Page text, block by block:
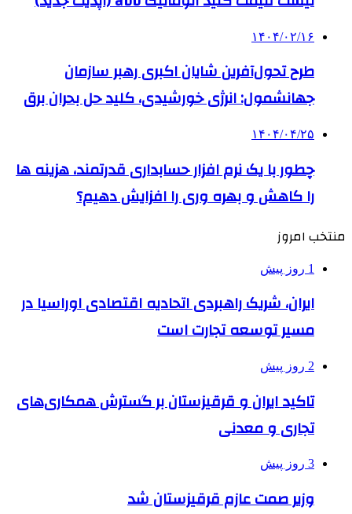
۱۴۰۴/۰۲/۱۶
طرح تحول‌آفرین شایان اکبری رهبر سازمان
جهانشمول: انرژی خورشیدی، کلید حل بحران برق
۱۴۰۴/۰۴/۲۵
چطور با یک نرم افزار حسابداری قدرتمند، هزینه ها
را کاهش و بهره وری را افزایش دهیم؟
منتخب امروز
1 روز پیش
ایران، شریک راهبردی اتحادیه اقتصادی اوراسیا در
مسیر توسعه تجارت است
2 روز پیش
تاکید ایران و قرقیزستان بر گسترش همکاری‌های
تجاری و معدنی
3 روز پیش
وزیر صمت عازم قرقیزستان شد